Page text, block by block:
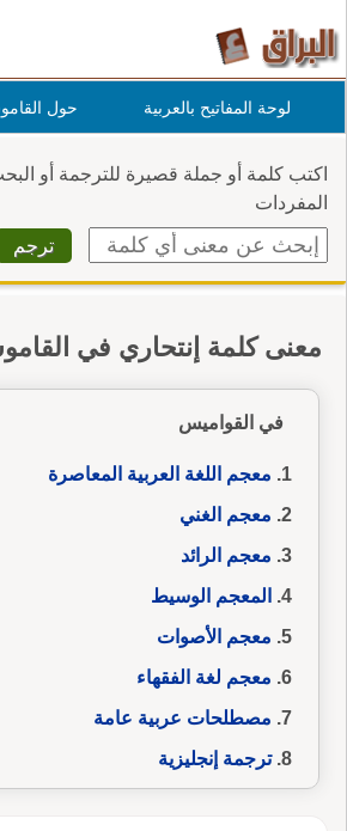
لوحة المفاتيح بالعربية حول
اكتب كلمة أو جملة قصيرة للترجمة أو
المفردات
معنى كلمة إنتحاري في
في القواميس
معجم اللغة العربية المعاصرة
معجم الغني
معجم الرائد
المعجم الوسيط
معجم الأصوات
معجم لغة الفقهاء
مصطلحات عربية عامة
ترجمة إنجليزية